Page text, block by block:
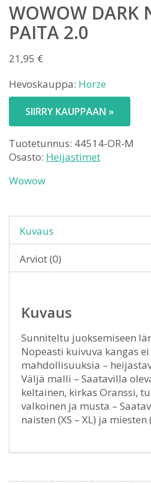
WOWOW DARK
PAITA 2.0
21,95 €
Hevoskauppa: Horze
SIIRRY KAUPPAAN »
Tuotetunnus: 44514-OR-M
Osasto: Heijastimet
Wowow
Kuvaus
Arviot (0)
Kuvaus
Sunniteltu juoksemiseen
Nopeasti kuivuva kangas
mahdollisuuksia –
Väljä malli – Saatavilla
keltainen, kirkas Oranssi,
valkoinen ja musta –
naisten (XS – XL) ja miesten